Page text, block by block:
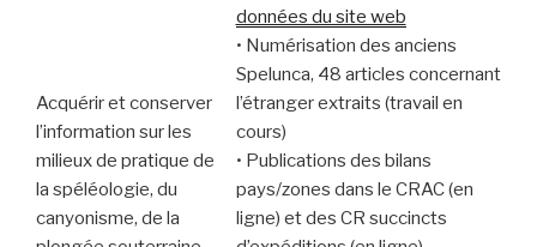
Acquérir et conserver
l’information sur les
milieux de pratique de
la spéléologie, du
canyonisme, de la
données du site web
• Numérisation des anciens
Spelunca, 48 articles concernant
l’étranger extraits (travail en
cours)
• Publications des bilans
pays/zones dans le CRAC (en
ligne) et des CR succincts